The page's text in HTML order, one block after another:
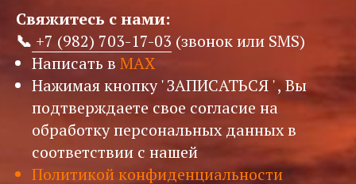
Свяжитесь с нами:
📞 +7 (982) 703-17-03 (звонок или SMS)
Написать в MAX
Нажимая кнопку ' ЗАПИСАТЬСЯ ' , Вы
подтверждаете свое согласие на
обработку персональных данных в
соответствии с нашей
Политикой конфиденциальности*